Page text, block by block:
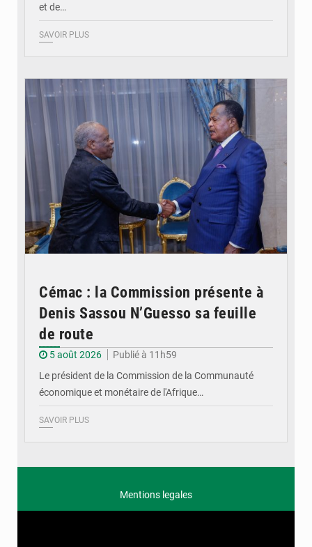
et de…
SAVOIR PLUS
Cémac : la Commission présente à
Denis Sassou N’Guesso sa feuille
de route
5 août 2026
Publié à 11h59
Le président de la Commission de la Communauté
économique et monétaire de l'Afrique…
SAVOIR PLUS
Mentions legales